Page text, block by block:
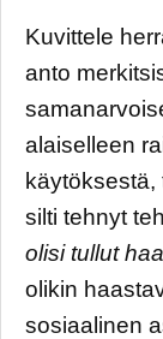
Kuvittele
anto
alaiselleen
silti tehnyt
olisi tullut
olikin
sosiaalinen